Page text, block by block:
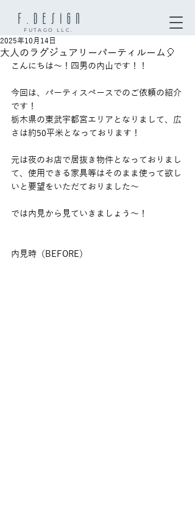
FUTAGO LLC.
大人のラグジュアリーパーティルーム🎈
2025年10月14日
こんにちは〜！四男の内山です！！
今回は、パーティスペースでのご依頼の紹介
です！
栃木県の東武宇都宮エリアとなりまして、広
さは約50平米となっております！
元は夜のお店で居抜き物件となっておりまし
て、使用できる家具等はそのまま使って欲し
いと要望をいただておりました〜
では内見から見ていきましょう〜！
内見時（BEFORE）